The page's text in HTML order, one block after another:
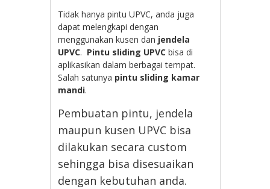
Tidak hanya pintu UPVC, anda juga
dapat melengkapi dengan
menggunakan kusen dan jendela
UPVC. Pintu sliding UPVC bisa di
aplikasikan dalam berbagai tempat.
Salah satunya pintu sliding kamar
mandi.
Pembuatan pintu, jendela
maupun kusen UPVC bisa
dilakukan secara custom
sehingga bisa disesuaikan
dengan kebutuhan anda.